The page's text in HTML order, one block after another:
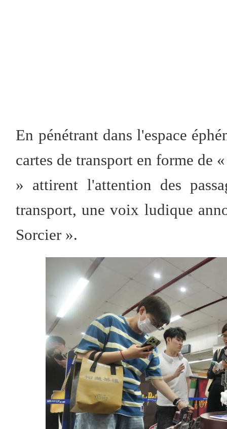
En pénétrant dans l'espace
cartes de transport en forme de
» attirent l'attention des
transport, une voix ludique
Sorcier ».